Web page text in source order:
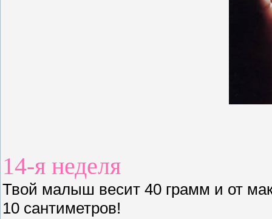
14-я неделя
Твой малыш весит 40 грамм и от
10 сантиметров!